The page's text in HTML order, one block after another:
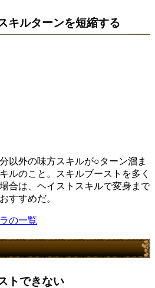
キルターンを短縮する
以外の味方スキルが○ターン溜ま
ルのこと。スキルブーストを多く
合は、ヘイストスキルで変身まで
すすめだ。
の一覧
トできない